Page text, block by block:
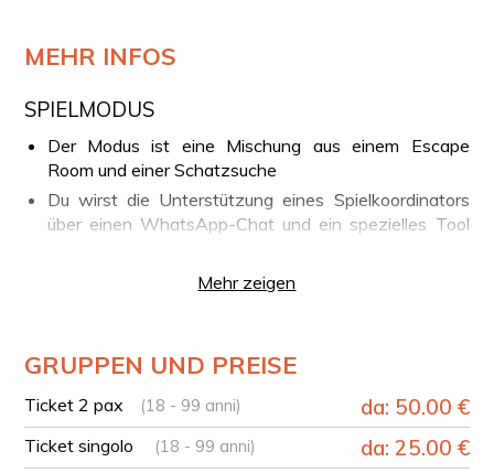
MEHR INFOS
SPIELMODUS
Der Modus ist eine Mischung aus einem Escape
Room und einer Schatzsuche
Du wirst die Unterstützung eines Spielkoordinators
über einen WhatsApp-Chat und ein spezielles Tool
Die City Escape findet im Umkreis von 2 km vom
Um das Erlebnis für Paare zu buchen, füge einfach "2
pax" in den Warenkorb hinzu
Für Gruppen ab 2 Personen füge für jeden Teilnehmer
das "Einzelticket" hinzu
Mehr zeigen
GRUPPEN UND PREISE
Ticket 2 pax (18 - 99 anni) da: 50.00 €
Ticket singolo (18 - 99 anni) da: 25.00 €